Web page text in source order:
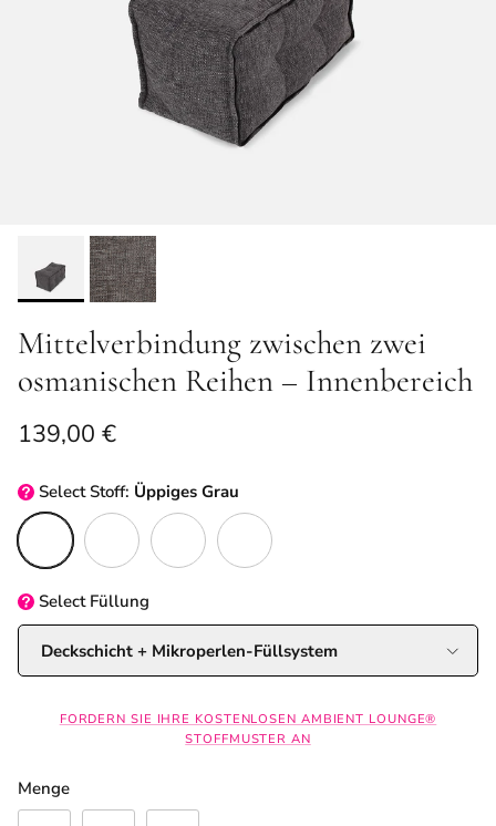
Mittelverbindung zwischen zwei
osmanischen Reihen – Innenbereich
Normaler Preis
139,00 €
SelectStoff: Üppiges Grau
Üppiges GrauSchwarzer Saphir
Öko-WebartKeystone Grau
Select Füllung
Deckschicht + Mikroperlen-Füllsystem
FORDERN SIE IHRE KOSTENLOSEN AMBIENT LOUNGE®
STOFFMUSTER AN
Menge